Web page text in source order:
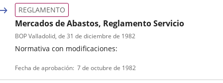
Mercados de Abastos, Reglamento Servicio
Normativa con modificaciones:
de
normativa
REGLAMENTO
boletin
BOP Valladolid, de 31 de diciembre de 1982
Fecha de aprobación 7 de octubre de 1982